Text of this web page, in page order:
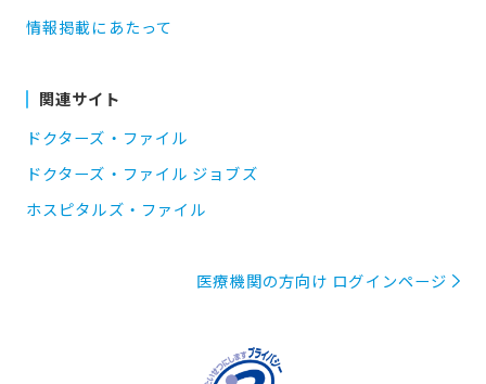
情報掲載にあたって
関連サイト
ドクターズ・ファイル
ドクターズ・ファイル ジョブズ
ホスピタルズ・ファイル
医療機関の方向け ログインページ